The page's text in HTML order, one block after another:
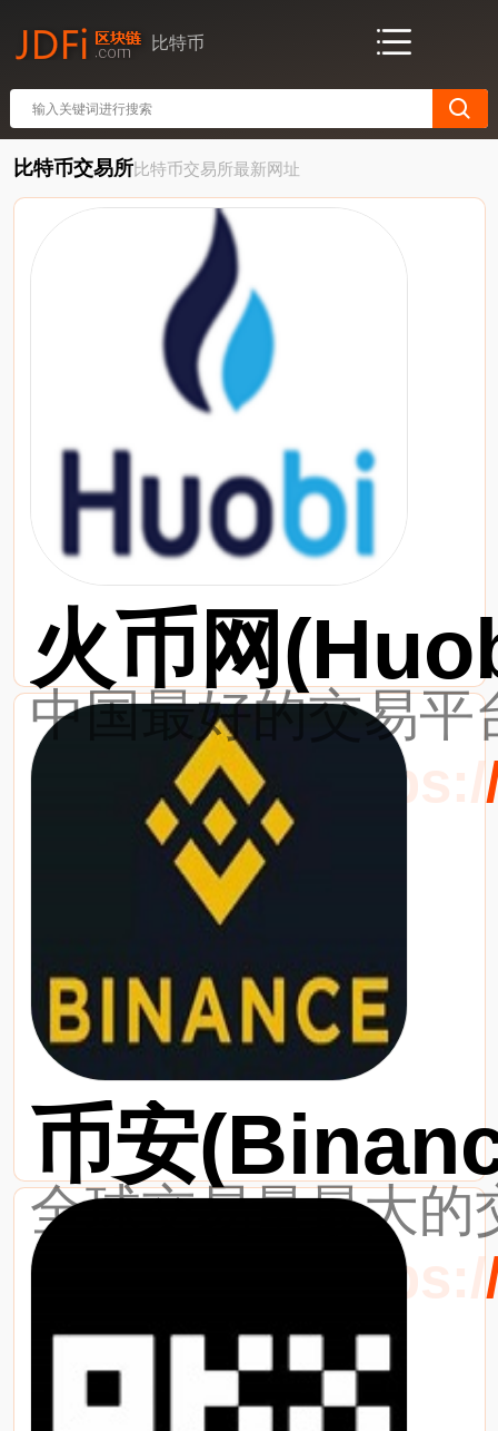
比特币
比特币交易所比特币交易所最新网址
火币网
中国最好的交易平
最新网址：
币安
全球交易量最大的
最新网址：